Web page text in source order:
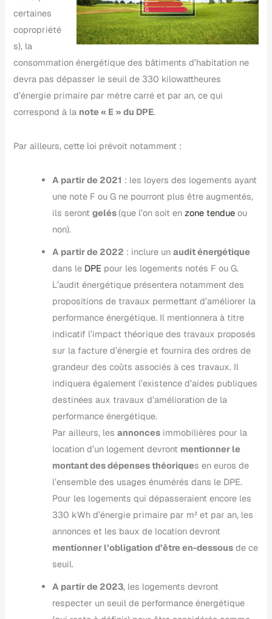
certaines
copropriété
s), la
consommation énergétique des bâtiments d’habitation ne
devra pas dépasser le seuil de 330 kilowattheures
d’énergie primaire par mètre carré et par an, ce qui
correspond à la note « E » du DPE.
Par ailleurs, cette loi prévoit notamment :
A partir de 2021 : les loyers des logements ayant
une note F ou G ne pourront plus être augmentés,
ils serontgelés(que l’on soit enzone tendue ou
non).
A partir de 2022 : inclure unaudit énergétique
dans le DPE pour les logements notés F ou G.
L’audit énergétique présentera notamment des
propositions de travaux permettant d’améliorer la
performance énergétique. Il mentionnera à titre
indicatif l’impact théorique des travaux proposés
sur la facture d’énergie et fournira des ordres de
grandeur des coûts associés à ces travaux. Il
indiquera également l’existence d’aides publiques
destinées aux travaux d’amélioration de la
performance énergétique.
Par ailleurs, lesannonces immobilières pour la
location d’un logement devront mentionner le
montant des dépenses théoriques en euros de
l’ensemble des usages énumérés dans le DPE.
Pour les logements qui dépasseraient encore les
330 kWh d’énergie primaire par m² et par an, les
annonces et les baux de location devront
mentionner l’obligation d’être en-dessous de ce
seuil.
A partir de 2023, les logements devront
respecter un seuil de performance énergétique